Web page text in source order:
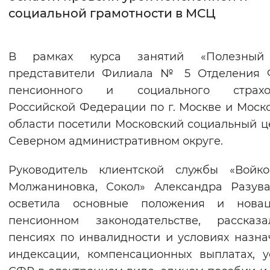
Интервал между буквами
Цвет сайта
Монохромный Инверсивный
Синий фон
Включены Выключены
Воспроизвести Остановить
социальной грамотности в МСЦ
В рамках курса занятий «Полезный
представители Филиала № 5 Отделения
пенсионного и социального
Российской Федерации по г. Москве и
области посетили Московский социальный
Северном административном округе.
Руководитель клиентской службы
Молжаниновка, Сокол» Александра
осветила основные положения и
пенсионном законодательстве,
пенсиях по инвалидности и условиях
индексации, компенсационных выплатах,